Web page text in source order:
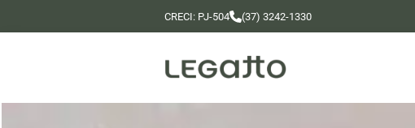
CRECI: PJ-504 (37) 3242-1330